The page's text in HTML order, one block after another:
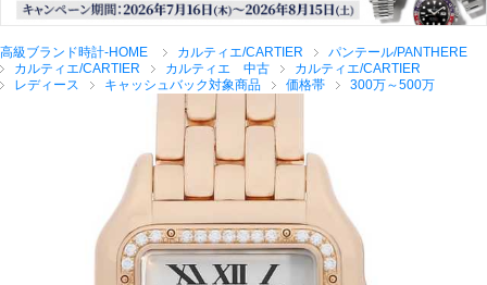
ブランドから探す
全てのブランドを見
ロレックス
パテック
高級ブランド時計-HOME カルティエ/CARTIER
パンテール/PANTHERE
カルティエ/CARTIER
カルティエ 中古
カルティエ/CARTIER
レディース
キャッシュバック対象商品 価格帯 300万～500万